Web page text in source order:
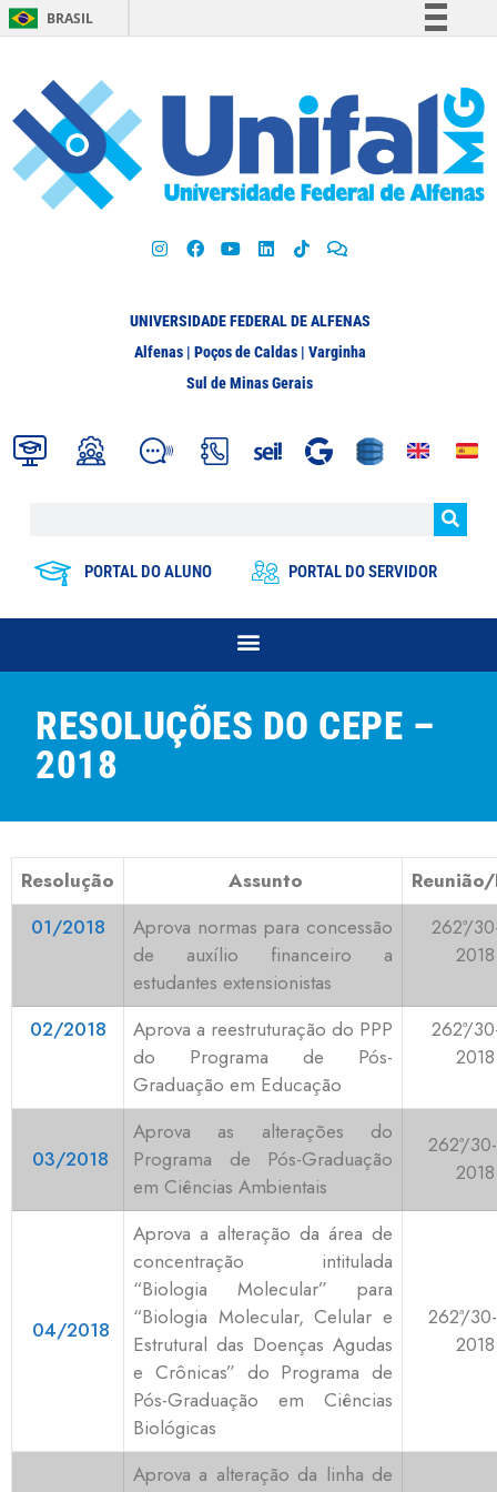
BRASIL
Participe
Acesso à informação
Legislação
UNIVERSIDADE FEDERAL DE ALFENAS
Alfenas | Poços de Caldas | Varginha
Sul de Minas Gerais
PORTAL DO ALUNO PORTAL DO SERVIDOR
RESOLUÇÕES DO CEPE –
2018
Resolução Assunto
01/2018
Aprova normas para concessão
de auxílio financeiro a
estudantes extensionistas
262ª/
2018
02/2018
Aprova a reestruturação do PPP
do Programa de Pós-
Graduação em Educação
262ª/
2018
03/2018
Aprova as alterações do
Programa de Pós-Graduação
em Ciências Ambientais
262ª/
2018
04/2018
Aprova a alteração da área de
concentração intitulada
“Biologia Molecular” para
“Biologia Molecular, Celular e
Estrutural das Doenças Agudas
e Crônicas” do Programa de
Pós-Graduação em Ciências
Biológicas
262ª/
2018
Aprova a alteração da linha de